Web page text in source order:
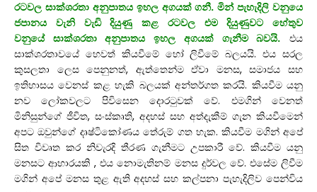
රටවල සාක්ශරතා අනුපාතය ඉහල අගයක් ගනී. මින් පැහැදිලි වනුයෙ
ජපානය වැනි වැඩි දියුණු කළ රටවල එම දියුණුවට හේතුව
වනුයේ සාක්ශරතා අනුපාතය ඉහල අගයක් ගැනීම බවයි. එය
සාක්ශරතාවයේ හෙවත් කියවීමේ හෝ ලිවීමේ බලයයි. එය සරල
කුසලතා ලෙස පෙනුනත්, ඇත්තෙන්ම ඒවා මනස, සමාජය සහ
ඉතිහාසය වෙනස් කළ හැකි බලයක් අන්තර්ගත කරයි. කියවීම යනු
නව ලෝකවලට පිවිසෙන දොරටුවක් වේ. එමගින් වෙනත්
මිනිසුන්ගේ ජීවිත, සංස්කෘති, අදහස් සහ අත්දැකීම් ගැන කියවීමෙන්
අපට ඔවුන්ගේ දෘෂ්ටිකෝණය තේරුම් ගත හැක. කියවීම මගින් අපේ
සිත විවෘත කර නිවැරදි තීරණ ගැනීමට උපකාරී වේ. කියවීම යනු
මනසට ආහාරයකි , එය නොමැතිනම් මනස දුර්වල වේ. එසේම ලිවීම
මගින් අපේ මනස තුළ ඇති අදහස් සහ කල්පනා පැහැදිලිව පෙන්විය